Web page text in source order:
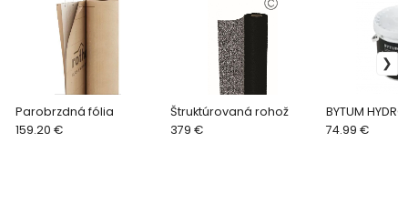
Parobrzdná fólia
159.20 €
Štruktúrovaná rohož
379 €
BYTUM
74.99 €